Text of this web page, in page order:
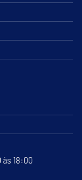
às 18:00